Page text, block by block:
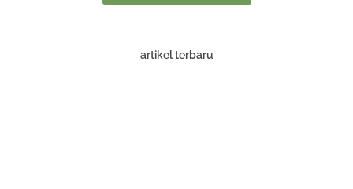
artikel terbaru